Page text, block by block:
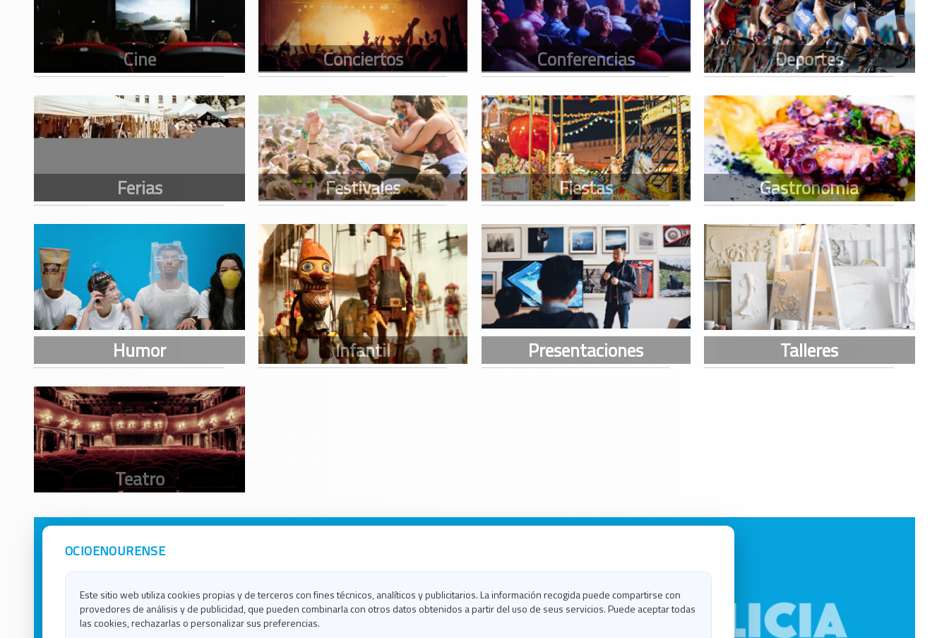
OCIOENOURENSE
Este sitio web utiliza cookies propias y de terceros con fines técnicos, analíticos y publicitarios. La información recogida puede compartirse con
provedores de análisis y de publicidad, que pueden combinarla con otros datos obtenidos a partir del uso de seus servicios. Puede aceptar todas
las cookies, rechazarlas o personalizar sus preferencias.
Avisos Legales
Política de Cookies
Ocio en Lugo
Ocio en Ourense